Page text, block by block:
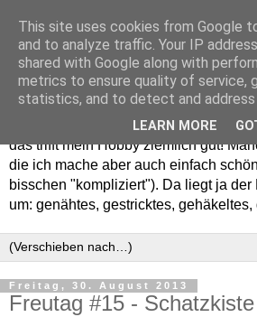
Willkommen in meinem
das trifft mein Hobby ziemlich gut!
die ich mache aber auch einfach
bisschen "kompliziert"). Da liegt ja der
um: genähtes, gestricktes,
Freitag, 30. August 2013
Freutag #15 - Schatzkiste
This site uses cookies from Google
and to analyze traffic. Your IP
shared with Google along with
metrics to ensure quality of service,
statistics, and to detect and address
LEARN MORE